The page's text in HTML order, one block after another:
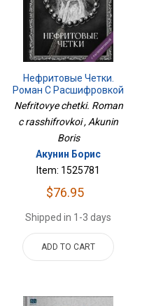
Нефритовые Четки.
Роман С Расшифровкой
Nefritovye chetki. Roman
c rasshifrovkoi , Akunin
Boris
Акунин Борис
Item: 1525781
$76.95
Shipped in 1-3 days
ADD TO CART